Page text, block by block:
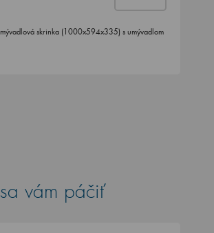
skrinka (1000x594x335) s umývadlom
vám páčiť